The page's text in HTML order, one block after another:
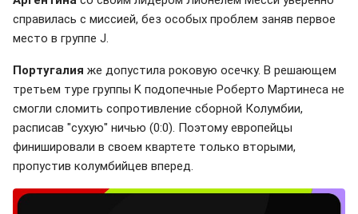
справилась с миссией, без особых проблем заняв первое
место в группе J.
Португалия же допустила роковую осечку. В решающем
третьем туре группы K подопечные Роберто Мартинеса не
смогли сломить сопротивление сборной Колумбии,
расписав "сухую" ничью (0:0). Поэтому европейцы
финишировали в своем квартете только вторыми,
пропустив колумбийцев вперед.